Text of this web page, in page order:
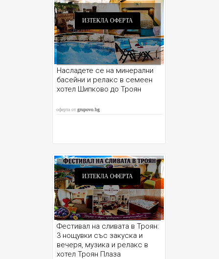
ИЗТЕКЛА ОФЕРТА
Насладете се на минерални
басейни и релакс в семеен
хотел Шипково до Троян
оферта отgrupovo.bg
ИЗТЕКЛА ОФЕРТА
Фестивал на сливата в Троян:
3 нощувки със закуска и
вечеря, музика и релакс в
хотел Троян Плаза